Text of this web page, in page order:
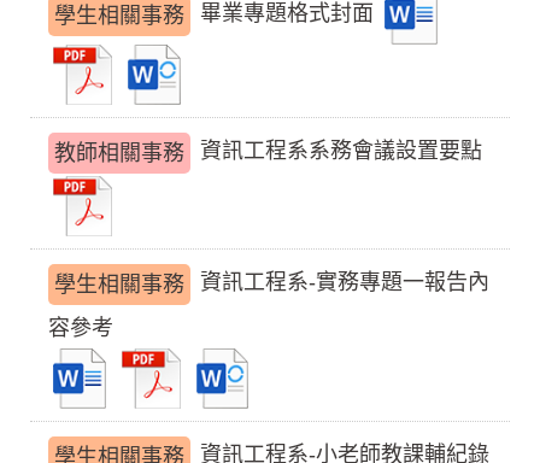
學生相關事務 畢業專題格式封面
教師相關事務 資訊工程系系務會議設置要點
學生相關事務
資訊工程系-實務專題一報告內
容參考
學生相關事務
資訊工程系-小老師教課輔紀錄